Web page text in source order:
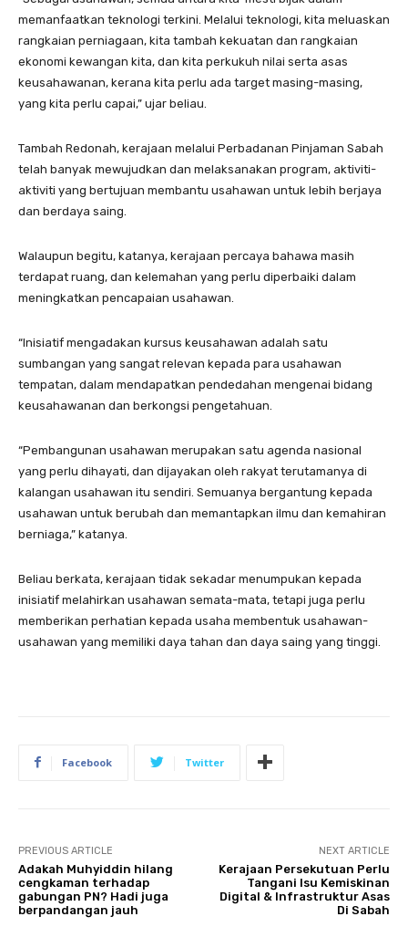
memanfaatkan teknologi terkini. Melalui teknologi, kita meluaskan
rangkaian perniagaan, kita tambah kekuatan dan rangkaian
ekonomi kewangan kita, dan kita perkukuh nilai serta asas
keusahawanan, kerana kita perlu ada target masing-masing,
yang kita perlu capai,” ujar beliau.
Tambah Redonah, kerajaan melalui Perbadanan Pinjaman Sabah
telah banyak mewujudkan dan melaksanakan program, aktiviti-
aktiviti yang bertujuan membantu usahawan untuk lebih berjaya
dan berdaya saing.
Walaupun begitu, katanya, kerajaan percaya bahawa masih
terdapat ruang, dan kelemahan yang perlu diperbaiki dalam
meningkatkan pencapaian usahawan.
“Inisiatif mengadakan kursus keusahawan adalah satu
sumbangan yang sangat relevan kepada para usahawan
tempatan, dalam mendapatkan pendedahan mengenai bidang
keusahawanan dan berkongsi pengetahuan.
“Pembangunan usahawan merupakan satu agenda nasional
yang perlu dihayati, dan dijayakan oleh rakyat terutamanya di
kalangan usahawan itu sendiri. Semuanya bergantung kepada
usahawan untuk berubah dan memantapkan ilmu dan kemahiran
berniaga,” katanya.
Beliau berkata, kerajaan tidak sekadar menumpukan kepada
inisiatif melahirkan usahawan semata-mata, tetapi juga perlu
memberikan perhatian kepada usaha membentuk usahawan-
usahawan yang memiliki daya tahan dan daya saing yang tinggi.
Facebook Twitter
PREVIOUS ARTICLE
Adakah Muhyiddin hilang
cengkaman terhadap
gabungan PN? Hadi juga
berpandangan jauh
NEXT ARTICLE
Kerajaan Persekutuan Perlu
Tangani Isu Kemiskinan
Digital & Infrastruktur Asas
Di Sabah